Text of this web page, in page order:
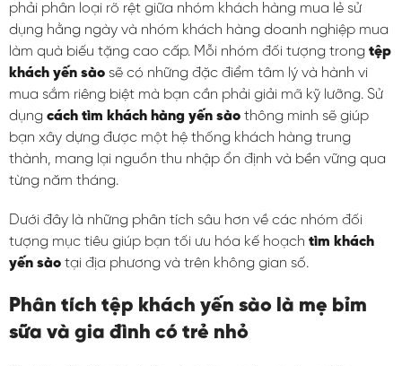
phải phân loại rõ rệt giữa nhóm khách hàng mua lẻ sử
dụng hằng ngày và nhóm khách hàng doanh nghiệp mua
làm quà biếu tặng cao cấp. Mỗi nhóm đối tượng trong tệp
khách yến sào sẽ có những đặc điểm tâm lý và hành vi
mua sắm riêng biệt mà bạn cần phải giải mã kỹ lưỡng. Sử
dụng cách tìm khách hàng yến sào thông minh sẽ giúp
bạn xây dựng được một hệ thống khách hàng trung
thành, mang lại nguồn thu nhập ổn định và bền vững qua
từng năm tháng.
Dưới đây là những phân tích sâu hơn về các nhóm đối
tượng mục tiêu giúp bạn tối ưu hóa kế hoạch tìm khách
yến sào tại địa phương và trên không gian số.
Phân tích tệp khách yến sào là mẹ bỉm
sữa và gia đình có trẻ nhỏ